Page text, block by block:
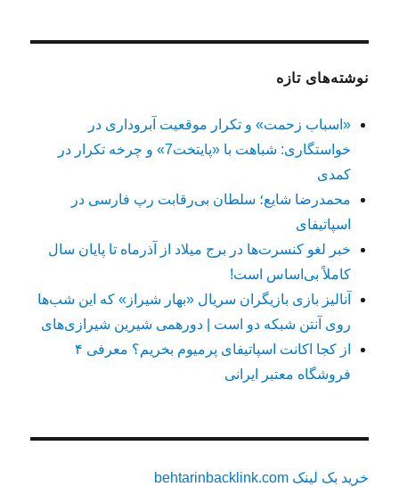
نوشته‌های تازه
«اسباب زحمت» و تکرار موقعیت آبروداری در
خواستگاری: شباهت با «پایتخت7» و چرخه تکرار در
کمدی
محمدرضا شایع؛ سلطان بی‌رقابت رپ فارسی در
اسپاتیفای
خبر لغو کنسرت‌ها در برج میلاد از آذرماه تا پایان سال
کاملاً بی‌اساس است!
آنالیز بازی بازیگران سریال «بهار شیراز» که این شب‌ها
روی آنتن شبکه دو است | دورهمی شیرین شیرازی‌های
از کجا اکانت اسپاتیفای پرمیوم بخریم؟ معرفی ۴
فروشگاه معتبر ایرانی
خرید بک لینک behtarinbacklink.com